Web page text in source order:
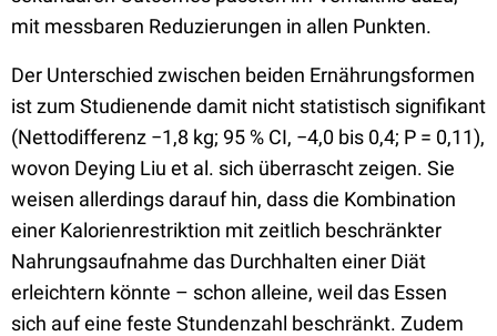
mit messbaren Reduzierungen in allen Punkten.
Der Unterschied zwischen beiden Ernährungsformen
ist zum Studienende damit nicht statistisch signifikant
(Nettodifferenz −1,8 kg; 95 % CI, −4,0 bis 0,4; P = 0,11),
wovon Deying Liu et al. sich überrascht zeigen. Sie
weisen allerdings darauf hin, dass die Kombination
einer Kalorienrestriktion mit zeitlich beschränkter
Nahrungsaufnahme das Durchhalten einer Diät
erleichtern könnte – schon alleine, weil das Essen
sich auf eine feste Stundenzahl beschränkt. Zudem